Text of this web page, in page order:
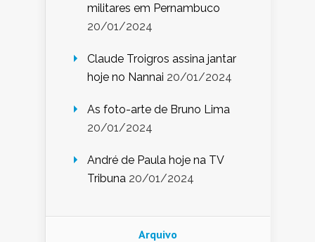
militares em Pernambuco
20/01/2024
Claude Troigros assina jantar
hoje no Nannai 20/01/2024
As foto-arte de Bruno Lima
20/01/2024
André de Paula hoje na TV
Tribuna 20/01/2024
Arquivo